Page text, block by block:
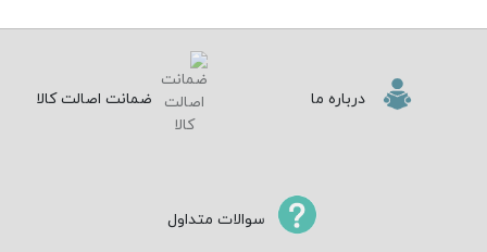
درباره ما ضمانت اصالت کالا
سوالات متداول